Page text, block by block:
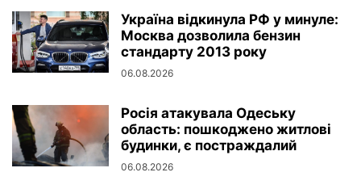
Україна відкинула РФ у минуле:
Москва дозволила бензин
стандарту 2013 року
06.08.2026
Росія атакувала Одеську
область: пошкоджено житлові
будинки, є постраждалий
06.08.2026